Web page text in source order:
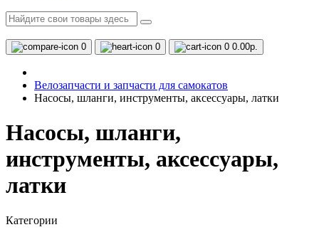
0 0 0 0.00р.
Велозапчасти и запчасти для самокатов
Насосы, шланги, инструменты, аксессуары, латки
Насосы, шланги,
инструменты, аксессуары,
латки
Категории